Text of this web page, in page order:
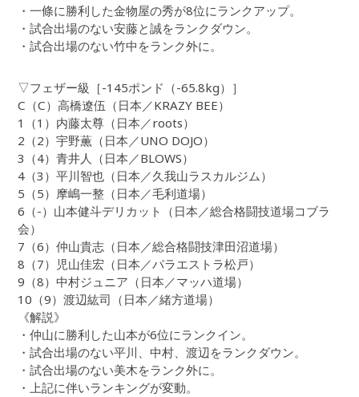
・一條に勝利した金物屋の秀が8位にランクアップ。
・試合出場のない安藤と誠をランクダウン。
・試合出場のない竹中をランク外に。
▽フェザー級［-145ポンド（-65.8kg）］
C（C）高橋遼伍（日本／KRAZY BEE）
1（1）内藤太尊（日本／roots）
2（2）宇野薫（日本／UNO DOJO）
3（4）青井人（日本／BLOWS）
4（3）平川智也（日本／久我山ラスカルジム）
5（5）摩嶋一整（日本／毛利道場）
6（-）山本健斗デリカット（日本／総合格闘技道場コブラ
会）
7（6）仲山貴志（日本／総合格闘技津田沼道場）
8（7）児山佳宏（日本／パラエストラ松戸）
9（8）中村ジュニア（日本／マッハ道場）
10（9）渡辺紘司（日本／緒方道場）
《解説》
・仲山に勝利した山本が6位にランクイン。
・試合出場のない平川、中村、渡辺をランクダウン。
・試合出場のない美木をランク外に。
・上記に伴いランキングが変動。